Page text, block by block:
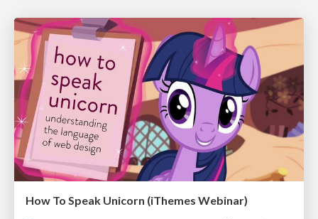
How To Speak Unicorn (iThemes Webinar)